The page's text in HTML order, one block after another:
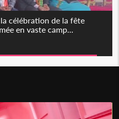
célébration de la fête
en vaste camp...